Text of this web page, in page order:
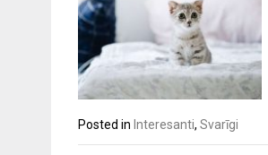
Posted in Interesanti, Svarīgi